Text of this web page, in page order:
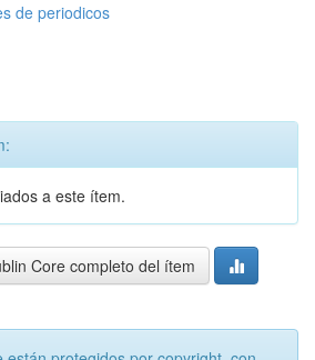
de periodicos
a este ítem.
Core completo del ítem